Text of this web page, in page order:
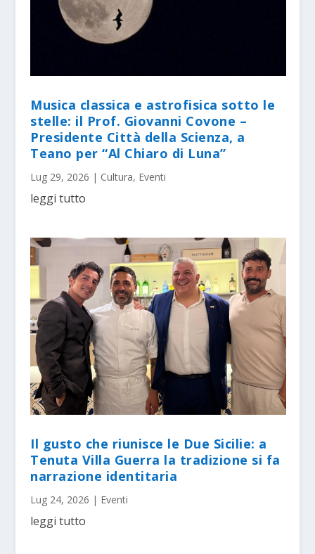
Musica classica e astrofisica sotto le
stelle: il Prof. Giovanni Covone –
Presidente Città della Scienza, a
Teano per “Al Chiaro di Luna”
Lug 29, 2026 | Cultura, Eventi
leggi tutto
Il gusto che riunisce le Due Sicilie: a
Tenuta Villa Guerra la tradizione si fa
narrazione identitaria
Lug 24, 2026 | Eventi
leggi tutto